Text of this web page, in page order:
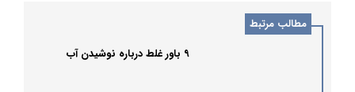
مطالب مرتبط
۹ باور غلط درباره نوشیدن آب